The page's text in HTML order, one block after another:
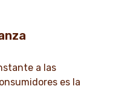
a las
es la